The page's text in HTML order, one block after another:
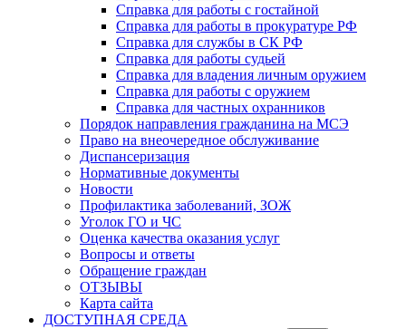
Справка для работы с гостайной
Справка для работы в прокуратуре РФ
Справка для службы в СК РФ
Справка для работы судьей
Справка для владения личным оружием
Справка для работы с оружием
Справка для частных охранников
Порядок направления гражданина на МСЭ
Право на внеочередное обслуживание
Диспансеризация
Нормативные документы
Новости
Профилактика заболеваний, ЗОЖ
Уголок ГО и ЧС
Оценка качества оказания услуг
Вопросы и ответы
Обращение граждан
ОТЗЫВЫ
Карта сайта
ДОСТУПНАЯ СРЕДА